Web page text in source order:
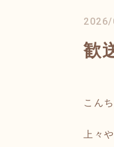
歓
こん
上々